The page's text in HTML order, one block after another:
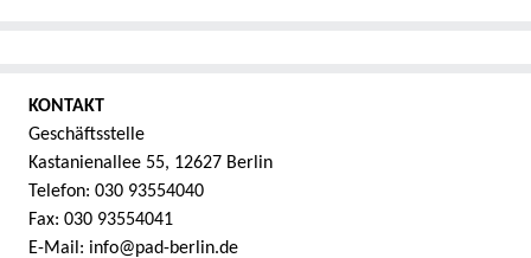
KONTAKT
Geschäftsstelle
Kastanienallee 55, 12627 Berlin
Telefon: 030 93554040
Fax: 030 93554041
E-Mail: info@pad-berlin.de